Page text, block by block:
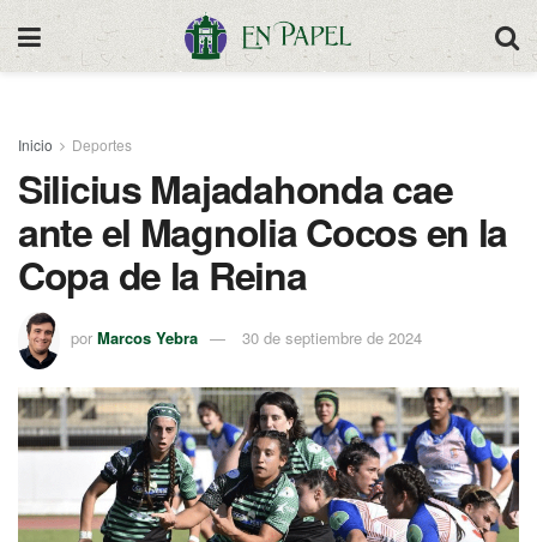
Inicio Deportes
Silicius Majadahonda cae
ante el Magnolia Cocos en la
Copa de la Reina
por Marcos Yebra 30 de septiembre de 2024